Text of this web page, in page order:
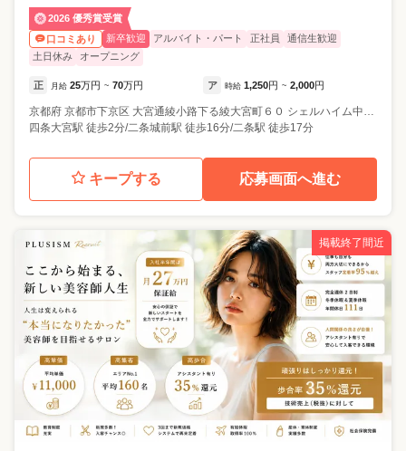
2026 優秀賞受賞
口コミあり
新卒歓迎 アルバイト・パート 正社員
通信生歓迎
土日休み
オープニング
正 月給 25万円 ~ 70万円 ア 時給 1,250円 ~ 2,000円
京都府 京都市下京区 大宮通綾小路下る綾大宮町６０ シェルハイム中塚 201
四条大宮駅 徒歩2分/二条城前駅 徒歩16分/二条駅 徒歩17分
キープする 応募画面へ進む
掲載終了間近